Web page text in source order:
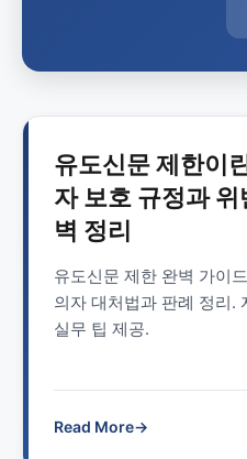
유도신문 제한이
자 보호 규정과
벽 정리
유도신문 제한 완벽 가이
의자 대처법과 판례 정리.
실무 팁 제공.
Read More→